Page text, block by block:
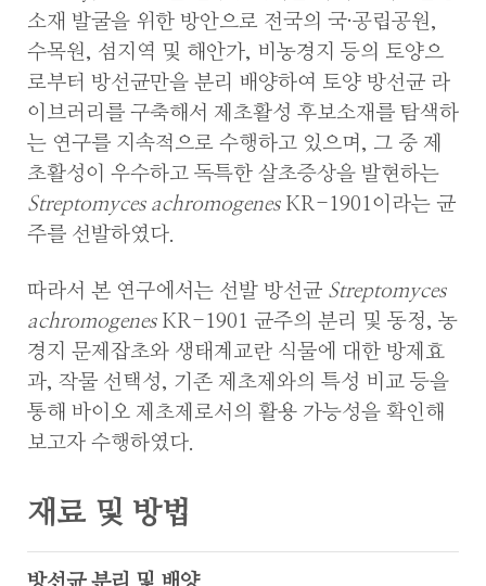
소재 발굴을 위한 방안으로 전국의 국·공립공원,
수목원, 섬지역 및 해안가, 비농경지 등의 토양으
로부터 방선균만을 분리 배양하여 토양 방선균 라
이브러리를 구축해서 제초활성 후보소재를 탐색하
는 연구를 지속적으로 수행하고 있으며, 그 중 제
초활성이 우수하고 독특한 살초증상을 발현하는
Streptomyces achromogenesKR-1901이라는 균
주를 선발하였다.
따라서 본 연구에서는 선발 방선균 Streptomyces
achromogenesKR-1901 균주의 분리 및 동정, 농
경지 문제잡초와 생태계교란 식물에 대한 방제효
과, 작물 선택성, 기존 제초제와의 특성 비교 등을
통해 바이오 제초제로서의 활용 가능성을 확인해
보고자 수행하였다.
재료 및 방법